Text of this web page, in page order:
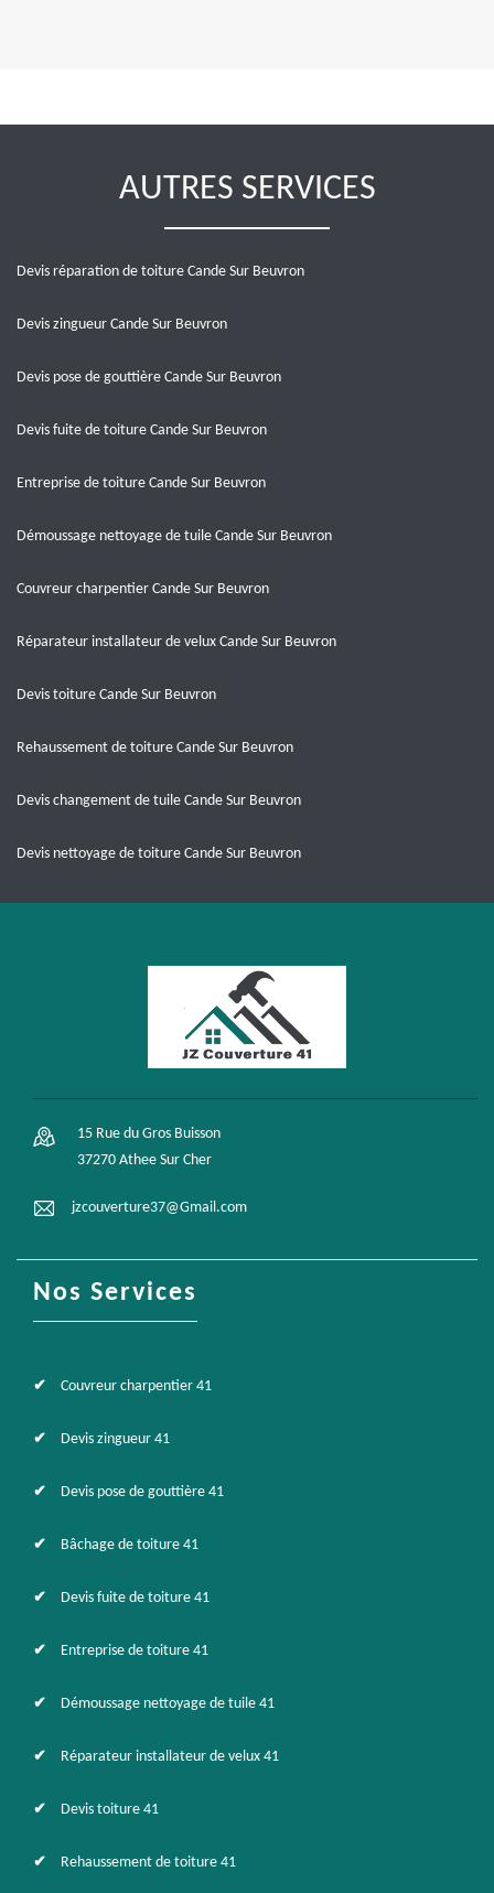
AUTRES SERVICES
Devis réparation de toiture Cande Sur Beuvron
Devis zingueur Cande Sur Beuvron
Devis pose de gouttière Cande Sur Beuvron
Devis fuite de toiture Cande Sur Beuvron
Entreprise de toiture Cande Sur Beuvron
Démoussage nettoyage de tuile Cande Sur Beuvron
Couvreur charpentier Cande Sur Beuvron
Réparateur installateur de velux Cande Sur Beuvron
Devis toiture Cande Sur Beuvron
Rehaussement de toiture Cande Sur Beuvron
Devis changement de tuile Cande Sur Beuvron
Devis nettoyage de toiture Cande Sur Beuvron
15 Rue du Gros Buisson
37270 Athee Sur Cher
jzcouverture37@Gmail.com
Nos Services
Couvreur charpentier 41
Devis zingueur 41
Devis pose de gouttière 41
Bâchage de toiture 41
Devis fuite de toiture 41
Entreprise de toiture 41
Démoussage nettoyage de tuile 41
Réparateur installateur de velux 41
Devis toiture 41
Rehaussement de toiture 41